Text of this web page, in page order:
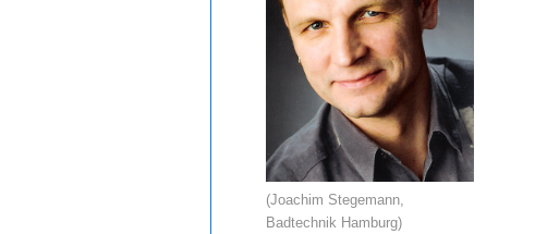
(Joachim Stegemann,
Badtechnik Hamburg)